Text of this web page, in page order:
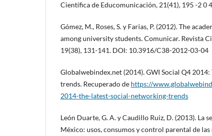
Científica de Educomunicación, 21(41), 195 -2 0
Gómez, M., Roses, S. y Farias, P. (2012). The
among university students. Comunicar. Revista
19(38), 131-141. DOI: 10.3916/C38-2012-03-04
Globalwebindex.net (2014). GWI Social Q4
trends. Recuperado de https://
2014-the-latest-social-networking-trends
León Duarte, G. A. y Caudillo Ruiz, D. (2013). La
México: usos, consumos y control parental de